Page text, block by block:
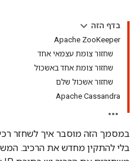
בדף הזה
‫Apache ZooKeeper
שחזור צומת עצמאי אחד
שחזור צומת אחד באשכול
שחזור אשכול שלם
‫Apache Cassandra
בלי להתקין מחדש את הרכיב.